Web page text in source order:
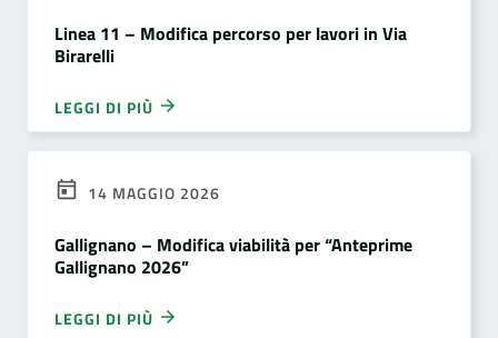
Linea 11 – Modifica percorso per lavori in Via
Birarelli
LEGGI DI PIÙ
14 MAGGIO 2026
Gallignano – Modifica viabilità per “Anteprime
Gallignano 2026”
LEGGI DI PIÙ